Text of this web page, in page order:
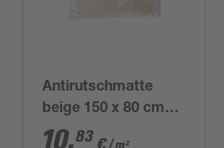
Antirutschmatte
beige 150 x 80 cm
Meterware
10,83